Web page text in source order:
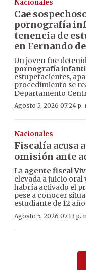
Nacionales
Cae
pornografía
tenencia de
en Fernando
Un joven fue
pornografía
estupefacientes,
procedimiento se
Departamento
Agosto 5, 2026 07:24 p.
Nacionales
Fiscalía acusa
omisión ante
La agente fiscal
elevada a juicio
habría activado el
pese a conocer
estudiante de 12
Agosto 5, 2026 07:13 p.